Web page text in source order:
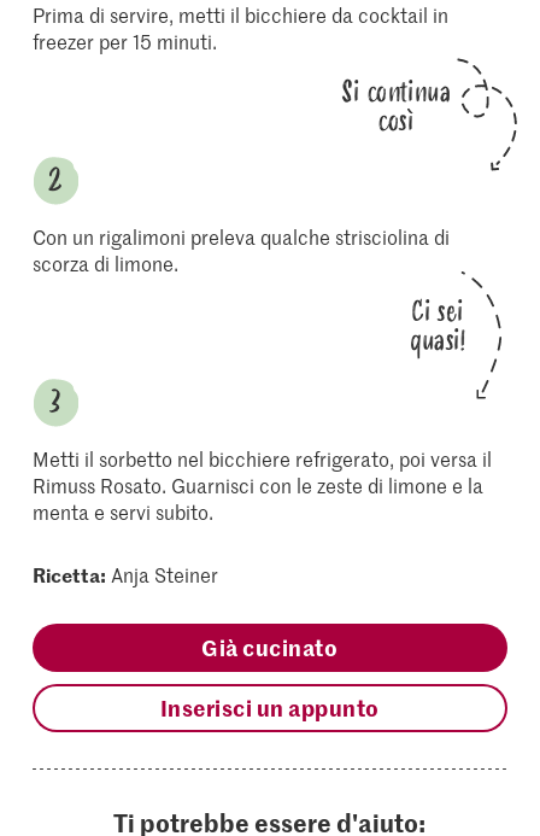
Prima di servire, metti il bicchiere da cocktail in
freezer per 15 minuti.
Si continua
così
Con un rigalimoni preleva qualche strisciolina di
scorza di limone.
Ci sei
quasi!
Metti il sorbetto nel bicchiere refrigerato, poi versa il
Rimuss Rosato. Guarnisci con le zeste di limone e la
menta e servi subito.
Ricetta: Anja Steiner
Già cucinato
Inserisci un appunto
Ti potrebbe essere d'aiuto: